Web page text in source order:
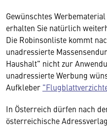
Gewünschtes
erhalten Sie natürlich
Die Robinsonliste kommt
unadressierte
Haushalt" nicht zur
unadressierte Werbung
Aufkleber
In Österreich dürfen nach
österreichische